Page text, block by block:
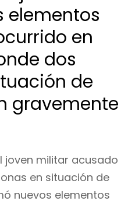
elementos
en
dos
de
gravemente
joven militar acusado
en situación de
nuevos elementos